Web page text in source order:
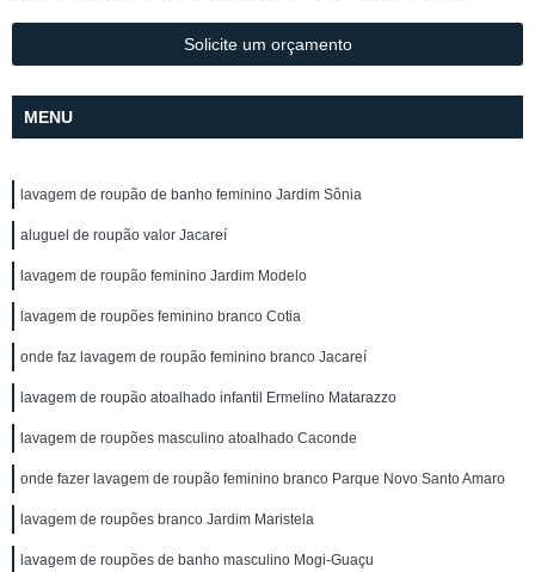
Solicite um orçamento
MENU
lavagem de roupão de banho feminino Jardim Sônia
aluguel de roupão valor Jacareí
lavagem de roupão feminino Jardim Modelo
lavagem de roupões feminino branco Cotia
onde faz lavagem de roupão feminino branco Jacareí
lavagem de roupão atoalhado infantil Ermelino Matarazzo
lavagem de roupões masculino atoalhado Caconde
onde fazer lavagem de roupão feminino branco Parque Novo Santo Amaro
lavagem de roupões branco Jardim Maristela
lavagem de roupões de banho masculino Mogi-Guaçu